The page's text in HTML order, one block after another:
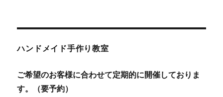
ハンドメイド手作り教室
ご希望のお客様に合わせて定期的に開催しておりま
す。（要予約）